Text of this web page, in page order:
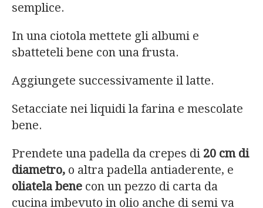
semplice.
In una ciotola mettete gli albumi e
sbatteteli bene con una frusta.
Aggiungete successivamente il latte.
Setacciate nei liquidi la farina e mescolate
bene.
Prendete una padella da crepes di 20 cm di
diametro, o altra padella antiaderente, e
oliatela bene con un pezzo di carta da
cucina imbevuto in olio anche di semi va